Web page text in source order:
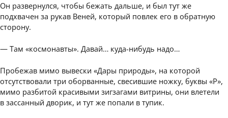
Он развернулся, чтобы бежать дальше, и был тут же
подхвачен за рукав Веней, который повлек его в обратную
сторону.
— Там «космонавты». Давай… куда-нибудь надо…
Пробежав мимо вывески «Дары природы», на которой
отсутствовали три оборванные, свесившие ножку, буквы «Р»,
мимо разбитой красивыми зигзагами витрины, они влетели
в зассанный дворик, и тут же попали в тупик.